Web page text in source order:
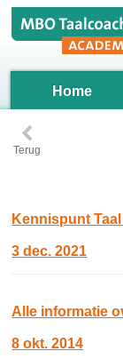
Home
‹
Terug
Kennispunt
3 dec. 2021
Alle informatie
8 okt. 2014